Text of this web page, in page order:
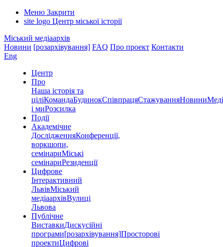
Меню Закрити
site logo Центр міської історії
Міський медіаархів
Новини [розархівування] FAQ Про проект Контакти
Eng
Центр
Про
Наша історія та
ціліКомандаБудинокСпівпрацяСтажуванняНовини
і миРозсилка
Події
Академічне
ДослідженняКонференції,
воркшопи,
семінариМіські
семінариРезиденції
Цифрове
Інтерактивний
ЛьвівМіський
медіаархівВулиці
Львова
Публічне
ВиставкиДискусійні
програми[розархівування]Просторові
проектиЦифрові